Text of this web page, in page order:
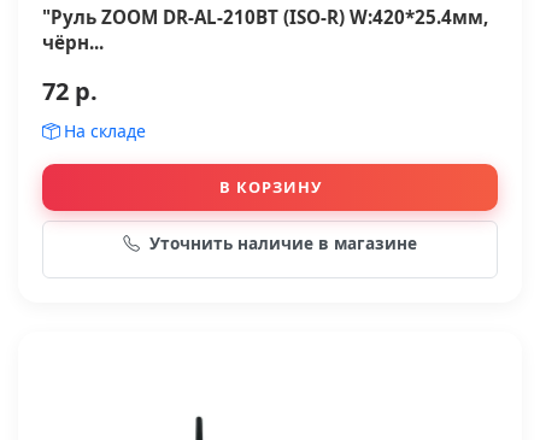
"Руль ZOOM DR-AL-210BT (ISO-R) W:420*25.4мм,
чёрн...
72 р.
На складе
В КОРЗИНУ
Уточнить наличие в магазине